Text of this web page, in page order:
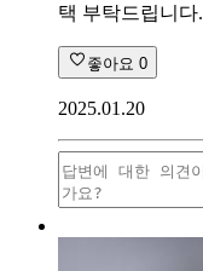
택 부탁드립니다.
좋아요 0
2025.01.20